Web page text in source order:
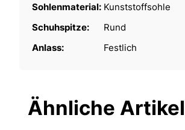
Sohlenmaterial: Kunststoffsohle
Schuhspitze:
Rund
Anlass:
Festlich
Ähnliche Artikel